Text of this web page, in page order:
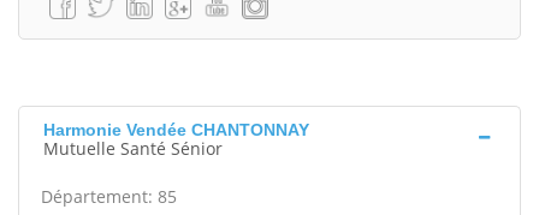
Harmonie Vendée CHANTONNAY
Mutuelle Santé Sénior
Département: 85